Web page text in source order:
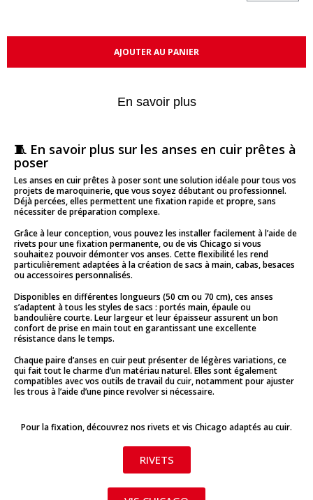
AJOUTER AU PANIER
En savoir plus
🧵 En savoir plus sur les anses en cuir prêtes à
poser
Les anses en cuir prêtes à poser sont une solution idéale pour tous vos
projets de maroquinerie, que vous soyez débutant ou professionnel.
Déjà percées, elles permettent une fixation rapide et propre, sans
nécessiter de préparation complexe.
Grâce à leur conception, vous pouvez les installer facilement à l’aide de
rivets pour une fixation permanente, ou de vis Chicago si vous
souhaitez pouvoir démonter vos anses. Cette flexibilité les rend
particulièrement adaptées à la création de sacs à main, cabas, besaces
ou accessoires personnalisés.
Disponibles en différentes longueurs (50 cm ou 70 cm), ces anses
s’adaptent à tous les styles de sacs : portés main, épaule ou
bandoulière courte. Leur largeur et leur épaisseur assurent un bon
confort de prise en main tout en garantissant une excellente
résistance dans le temps.
Chaque paire d’anses en cuir peut présenter de légères variations, ce
qui fait tout le charme d’un matériau naturel. Elles sont également
compatibles avec vos outils de travail du cuir, notamment pour ajuster
les trous à l’aide d’une pince revolver si nécessaire.
Pour la fixation, découvrez nos rivets et vis Chicago adaptés au cuir.
RIVETS